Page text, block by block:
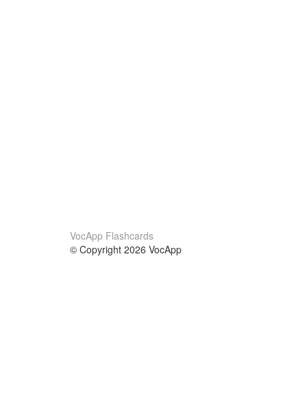
VocApp Flashcards
© Copyright 2026 VocApp